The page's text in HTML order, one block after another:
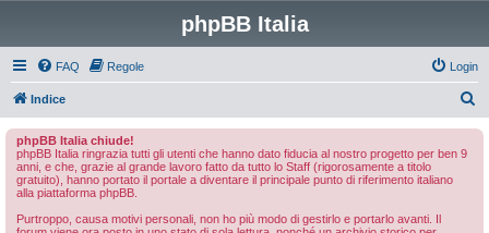
phpBB Italia
FAQ Regole Login
Indice
phpBB Italia chiude!
phpBB Italia ringrazia tutti gli utenti che hanno dato fiducia al nostro progetto per ben 9
anni, e che, grazie al grande lavoro fatto da tutto lo Staff (rigorosamente a titolo
gratuito), hanno portato il portale a diventare il principale punto di riferimento italiano
alla piattaforma phpBB.
Purtroppo, causa motivi personali, non ho più modo di gestirlo e portarlo avanti. Il